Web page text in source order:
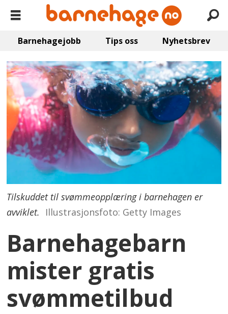
Barnehagejobb Tips oss Nyhetsbrev
Tilskuddet til svømmeopplæring i barnehagen er
avviklet.
Illustrasjonsfoto: Getty Images
Barnehagebarn
mister gratis
svømmetilbud